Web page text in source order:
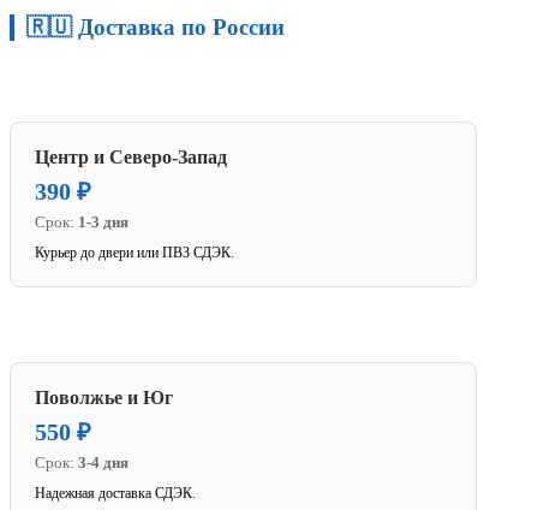
🇷🇺 Доставка по России
Центр и Северо-Запад
390 ₽
Срок: 1-3 дня
Курьер до двери или ПВЗ СДЭК.
Поволжье и Юг
550 ₽
Срок: 3-4 дня
Надежная доставка СДЭК.